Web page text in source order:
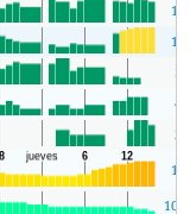
11
11
3
4
2
18